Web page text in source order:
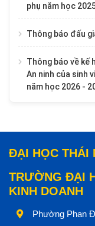
phụ năm học
Thông báo đấu
Thông báo về kế
An ninh của sinh
năm học 2026 -
ĐẠI HỌC THÁI
TRƯỜNG ĐẠI
KINH DOANH
Phường Phan